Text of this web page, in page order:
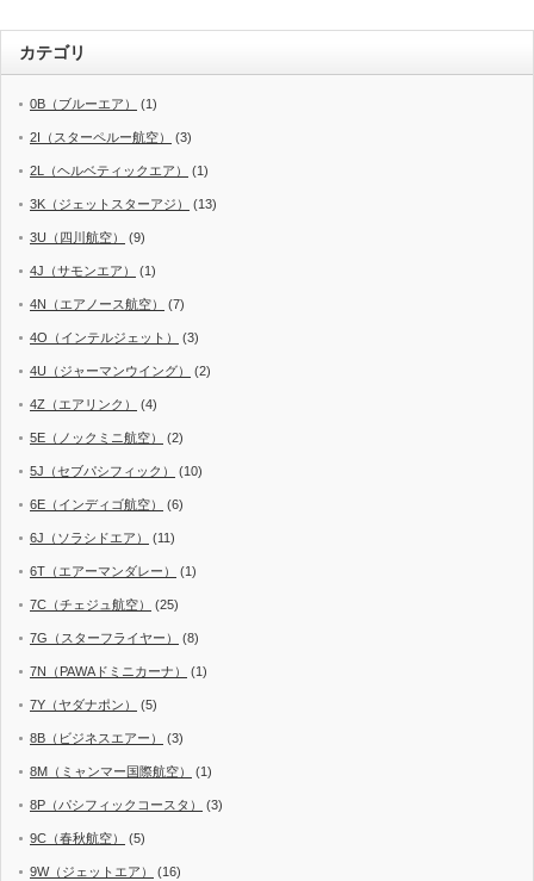
カテゴリ
0B（ブルーエア） (1)
2I（スターペルー航空） (3)
2L（ヘルベティックエア） (1)
3K（ジェットスターアジ） (13)
3U（四川航空） (9)
4J（サモンエア） (1)
4N（エアノース航空） (7)
4O（インテルジェット） (3)
4U（ジャーマンウイング） (2)
4Z（エアリンク） (4)
5E（ノックミニ航空） (2)
5J（セブパシフィック） (10)
6E（インディゴ航空） (6)
6J（ソラシドエア） (11)
6T（エアーマンダレー） (1)
7C（チェジュ航空） (25)
7G（スターフライヤー） (8)
7N（PAWAドミニカーナ） (1)
7Y（ヤダナポン） (5)
8B（ビジネスエアー） (3)
8M（ミャンマー国際航空） (1)
8P（パシフィックコースタ） (3)
9C（春秋航空） (5)
9W（ジェットエア） (16)